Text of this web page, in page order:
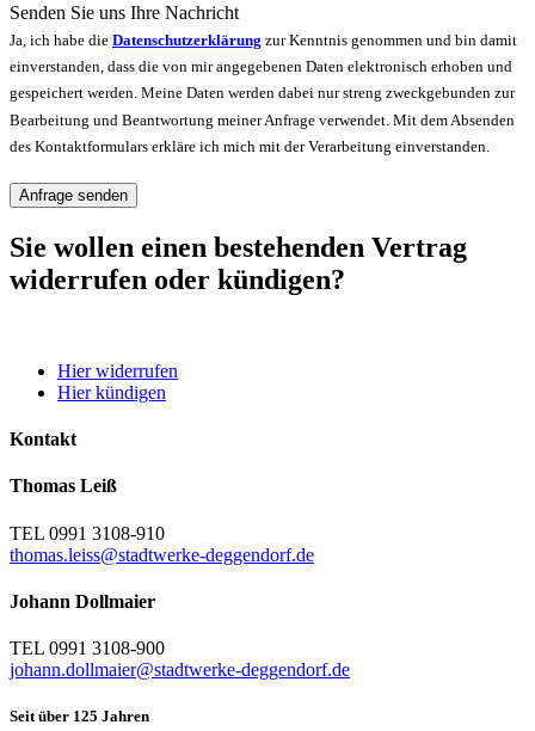
Senden Sie uns Ihre Nachricht
Ja, ich habe die Datenschutzerklärung zur Kenntnis genommen und bin damit
einverstanden, dass die von mir angegebenen Daten elektronisch erhoben und
gespeichert werden. Meine Daten werden dabei nur streng zweckgebunden zur
Bearbeitung und Beantwortung meiner Anfrage verwendet. Mit dem Absenden
des Kontaktformulars erkläre ich mich mit der Verarbeitung einverstanden.
Anfrage senden
Sie wollen einen bestehenden Vertrag
widerrufen oder kündigen?
Hier widerrufen
Hier kündigen
Kontakt
Thomas Leiß
TEL 0991 3108-910
thomas.leiss@stadtwerke-deggendorf.de
Johann Dollmaier
TEL 0991 3108-900
johann.dollmaier@stadtwerke-deggendorf.de
Seit über 125 Jahren